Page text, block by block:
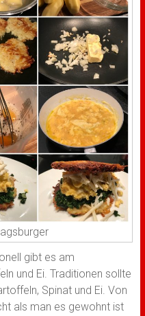
gibt es am
und Ei. Traditionen sollte
Spinat und Ei. Von
als man es gewohnt ist